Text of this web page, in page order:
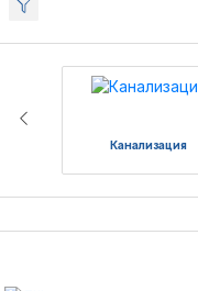
Канализация